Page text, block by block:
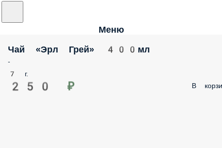
Меню
Чай «Эрл Грей» 400мл
-
7 г.
250 ₽ В